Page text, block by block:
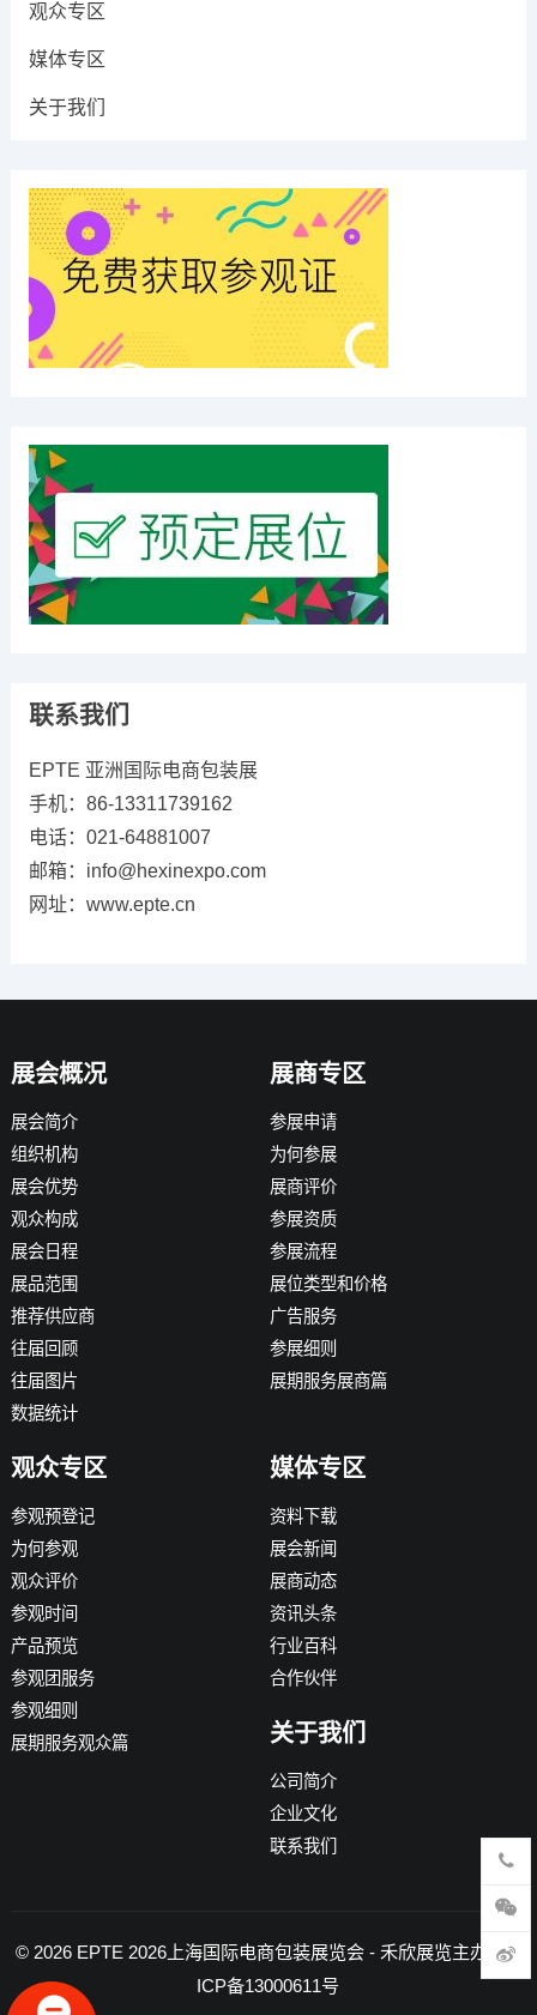
观众专区
媒体专区
关于我们
联系我们
EPTE 亚洲国际电商包装展
手机：86-13311739162
电话：021-64881007
邮箱：info@hexinexpo.com
网址：www.epte.cn
展会概况
展会简介
组织机构
展会优势
观众构成
展会日程
展品范围
推荐供应商
往届回顾
往届图片
数据统计
展商专区
参展申请
为何参展
展商评价
参展资质
参展流程
展位类型和价格
广告服务
参展细则
展期服务展商篇
观众专区
参观预登记
为何参观
观众评价
参观时间
产品预览
参观团服务
参观细则
展期服务观众篇
媒体专区
资料下载
展会新闻
展商动态
资讯头条
行业百科
合作伙伴
关于我们
公司简介
企业文化
联系我们
© 2026 EPTE 2026上海国际电商包装展览会- 禾欣展览主办 -沪
ICP备13000611号